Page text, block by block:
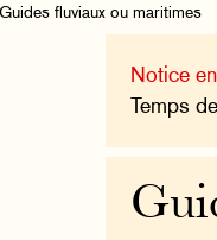
fluviaux ou maritimes
Notice
Temps